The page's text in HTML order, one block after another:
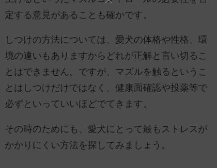
定する意見があることも確かです。
しつけの方法については、愛犬の体格や性格、環
境の違いもありますからどれが正解と言い切るこ
とはできません。ですが、マズルを触るというこ
とはしつけだけではなく、健康面確認や投薬等で
必ずといっていいほどでてきます。
その時のためにも、愛犬にとって最もストレスが
かかりにくい方法を探してみましょう。